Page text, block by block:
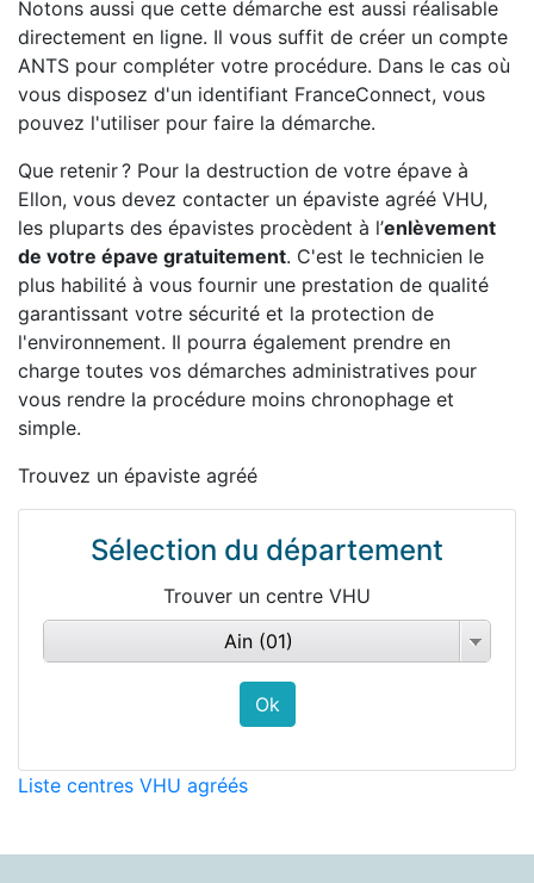
Notons aussi que cette démarche est aussi réalisable
directement en ligne. Il vous suffit de créer un compte
ANTS pour compléter votre procédure. Dans le cas où
vous disposez d'un identifiant FranceConnect, vous
pouvez l'utiliser pour faire la démarche.
Que retenir ? Pour la destruction de votre épave à
Ellon, vous devez contacter un épaviste agréé VHU,
les pluparts des épavistes procèdent à l’enlèvement
de votre épave gratuitement. C'est le technicien le
plus habilité à vous fournir une prestation de qualité
garantissant votre sécurité et la protection de
l'environnement. Il pourra également prendre en
charge toutes vos démarches administratives pour
vous rendre la procédure moins chronophage et
simple.
Trouvez un épaviste agréé
Sélection du département
Trouver un centre VHU
Ain (01)
Liste centres VHU agréés